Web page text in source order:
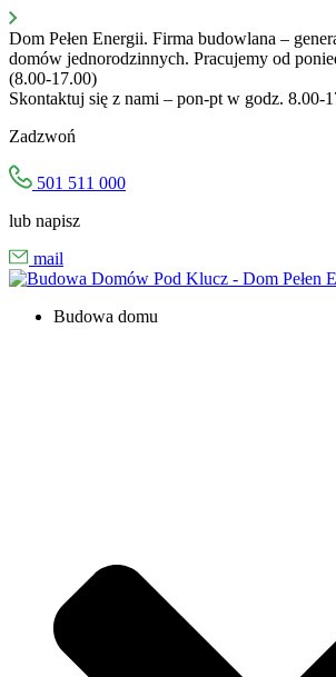
Przejdź
do
treści
Dom Pełen Energii. Firma budowlana –
domów jednorodzinnych. Pracujemy od
(8.00-17.00)
Skontaktuj się z nami – pon-pt w godz. 8.00-
Zadzwoń
501 511 000
lub napisz
mail
Budowa domu